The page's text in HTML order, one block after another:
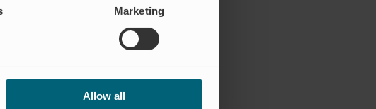
Marketing
Allow all